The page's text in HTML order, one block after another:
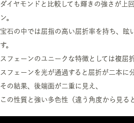
ダイヤモンドと比較しても輝きの強さが上
ン。
宝石の中では屈指の高い屈折率を持ち、眩
す。
スフェーンのユニークな特徴としては複屈
スフェーンを光が通過すると屈折が二本に
その結果、後端面が二重に見え、
この性質と強い多色性（違う角度から見る